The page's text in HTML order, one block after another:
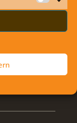
Charbel